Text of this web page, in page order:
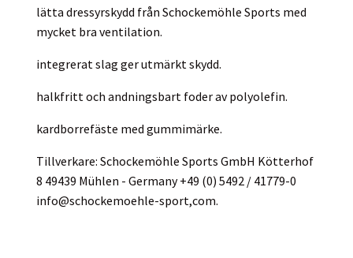
lätta dressyrskydd från Schockemöhle Sports med
mycket bra ventilation.
integrerat slag ger utmärkt skydd.
halkfritt och andningsbart foder av polyolefin.
kardborrefäste med gummimärke.
Tillverkare: Schockemöhle Sports GmbH Kötterhof
8 49439 Mühlen - Germany +49 (0) 5492 / 41779-0
info@schockemoehle-sport,com.